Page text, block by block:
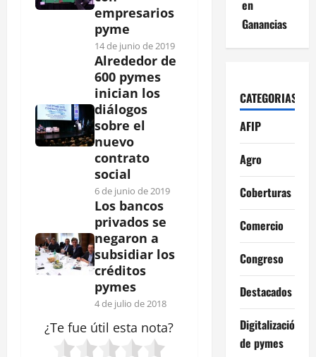
empresarios
pyme
14 de junio de 2019
Alrededor de
600 pymes
inician los
diálogos
sobre el
nuevo
contrato
social
6 de junio de 2019
Los bancos
privados se
negaron a
subsidiar los
créditos
pymes
4 de julio de 2018
¿Te fue útil esta nota?
en
Ganancias
CATEGORIAS
AFIP
Agro
Coberturas
Comercio
Congreso
Destacados
Digitalización
de pymes